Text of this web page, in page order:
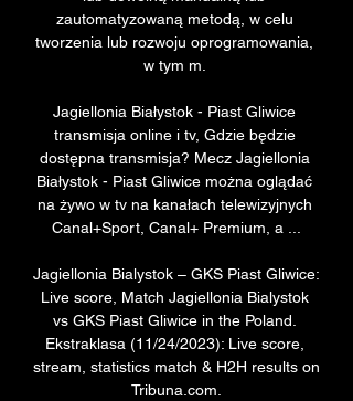
zautomatyzowaną metodą, w celu
tworzenia lub rozwoju oprogramowania,
w tym m.
Jagiellonia Białystok - Piast Gliwice
transmisja online i tv, Gdzie będzie
dostępna transmisja? Mecz Jagiellonia
Białystok - Piast Gliwice można oglądać
na żywo w tv na kanałach telewizyjnych
Canal+Sport, Canal+ Premium, a ...
Jagiellonia Bialystok – GKS Piast Gliwice:
Live score, Match Jagiellonia Bialystok
vs GKS Piast Gliwice in the Poland.
Ekstraklasa (11/24/2023): Live score,
stream, statistics match & H2H results on
Tribuna.com.